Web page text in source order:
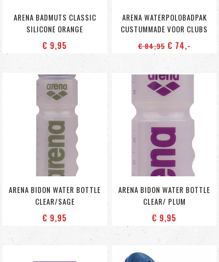
ARENA BADMUTS CLASSIC
SILICONE ORANGE
€ 9,95
ARENA WATERPOLOBADPAK
CUSTUMMADE VOOR CLUBS
€ 84,95€ 74,-
ARENA BIDON WATER BOTTLE
CLEAR/SAGE
€ 9,95
ARENA BIDON WATER BOTTLE
CLEAR/ PLUM
€ 9,95